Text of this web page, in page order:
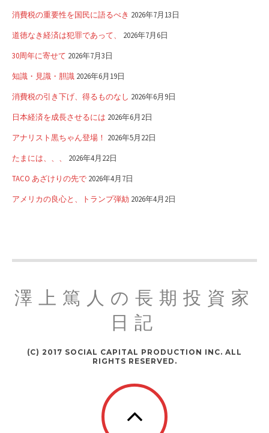
消費税の重要性を国民に語るべき 2026年7月13日
道徳なき経済は犯罪であって、 2026年7月6日
30周年に寄せて 2026年7月3日
知識・見識・胆識 2026年6月19日
消費税の引き下げ、得るものなし 2026年6月9日
日本経済を成長させるには 2026年6月2日
アナリスト黒ちゃん登場！ 2026年5月22日
たまには、、、 2026年4月22日
TACO あざけりの先で 2026年4月7日
アメリカの良心と、トランプ弾劾 2026年4月2日
澤上篤人の長期投資家
日記
(C) 2017 SOCIAL CAPITAL PRODUCTION INC. ALL
RIGHTS RESERVED.